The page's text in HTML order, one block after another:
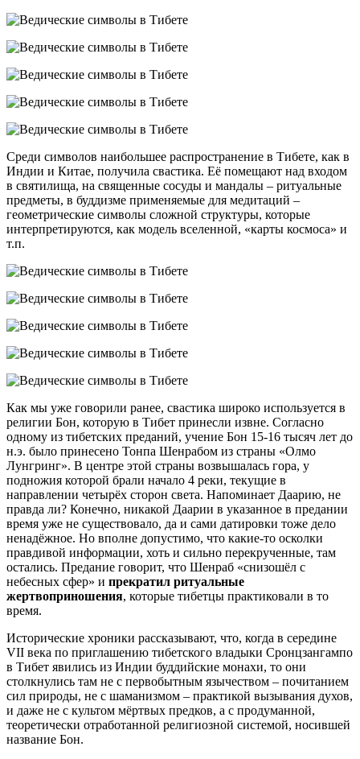
Среди символов наибольшее распространение в Тибете, как в
Индии и Китае, получила свастика. Её помещают над входом
в святилища, на священные сосуды и мандалы – ритуальные
предметы, в буддизме применяемые для медитаций –
геометрические символы сложной структуры, которые
интерпретируются, как модель вселенной, «карты космоса» и
т.п.
Как мы уже говорили ранее, свастика широко используется в
религии Бон, которую в Тибет принесли извне. Согласно
одному из тибетских преданий, учение Бон 15-16 тысяч лет до
н.э. было принесено Тонпа Шенрабом из страны «Олмо
Лунгринг». В центре этой страны возвышалась гора, у
подножия которой брали начало 4 реки, текущие в
направлении четырёх сторон света. Напоминает Даарию, не
правда ли? Конечно, никакой Даарии в указанное в предании
время уже не существовало, да и сами датировки тоже дело
ненадёжное. Но вполне допустимо, что какие-то осколки
правдивой информации, хоть и сильно перекрученные, там
остались. Предание говорит, что Шенраб «снизошёл с
небесных сфер» и прекратил ритуальные
жертвоприношения, которые тибетцы практиковали в то
время.
Исторические хроники рассказывают, что, когда в середине
VII века по приглашению тибетского владыки Сронцзангампо
в Тибет явились из Индии буддийские монахи, то они
столкнулись там не с первобытным язычеством – почитанием
сил природы, не с шаманизмом – практикой вызывания духов,
и даже не с культом мёртвых предков, а с продуманной,
теоретически отработанной религиозной системой, носившей
название Бон.